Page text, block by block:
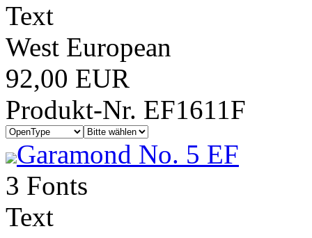
Text
West European
92,00 EUR
Produkt-Nr. EF1611F
Garamond No. 5 EF
3 Fonts
Text